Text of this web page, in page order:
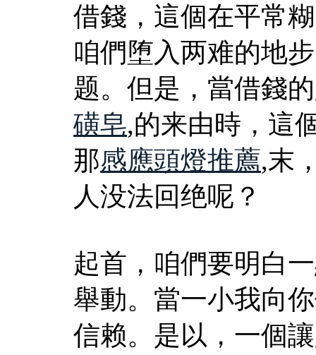
借錢，這個在平常
咱們堕入两难的地
题。但是，當借錢
磺皂,的来由時，這
那感應頭燈推薦,末
人没法回绝呢？
起首，咱們要明白
舉動。當一小我向
信赖。是以，一個